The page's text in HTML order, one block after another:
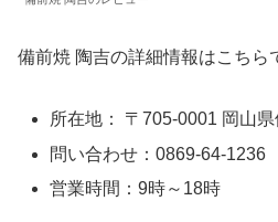
備前焼 陶吉の詳細情報はこちら
所在地： 〒705-0001 岡山
問い合わせ：0869-64-1236
営業時間：9時～18時